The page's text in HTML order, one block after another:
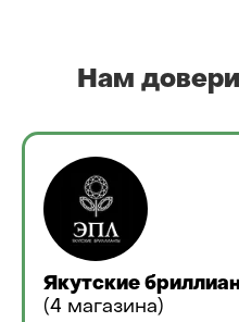
Якутские
(4 магазина)
Нам